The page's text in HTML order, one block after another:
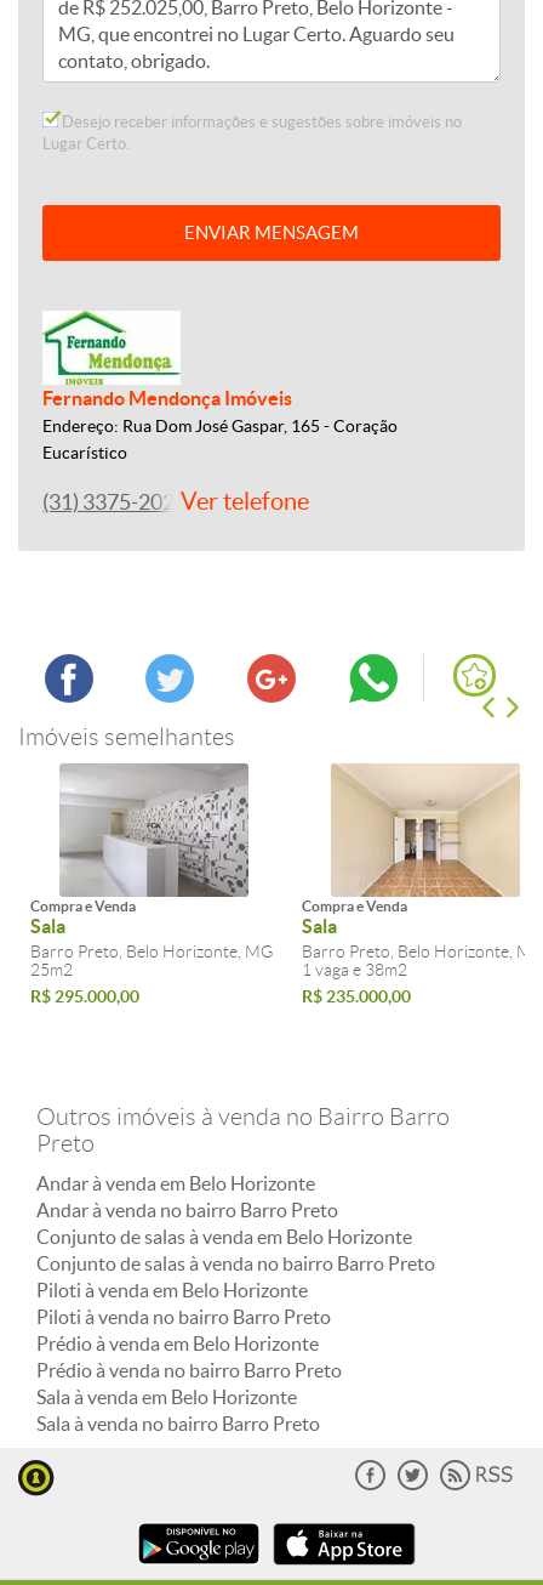
Desejo receber informações e sugestões sobre imóveis no
Lugar Certo.
ENVIAR MENSAGEM
Fernando Mendonça Imóveis
Endereço: Rua Dom José Gaspar, 165 - Coração
Eucarístico
(31) 3375-2022Ver telefone
Imóveis semelhantes
Compra e Venda
Sala
Barro Preto, Belo Horizonte, MG
25m2
R$ 295.000,00
Compra e Venda
Sala
Barro Preto, Belo Horizonte, MG
1 vaga e 38m2
R$ 235.000,00
Outros imóveis à venda no Bairro Barro
Preto
Andar à venda em Belo Horizonte
Andar à venda no bairro Barro Preto
Conjunto de salas à venda em Belo Horizonte
Conjunto de salas à venda no bairro Barro Preto
Piloti à venda em Belo Horizonte
Piloti à venda no bairro Barro Preto
Prédio à venda em Belo Horizonte
Prédio à venda no bairro Barro Preto
Sala à venda em Belo Horizonte
Sala à venda no bairro Barro Preto